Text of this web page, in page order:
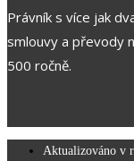
Právník s více jak
smlouvy a převody
500 ročně.
Aktualizováno v r.